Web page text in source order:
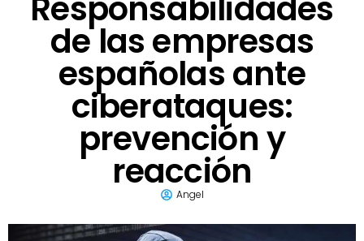
Responsabilidades
de las empresas
españolas ante
ciberataques:
prevención y
reacción
Angel